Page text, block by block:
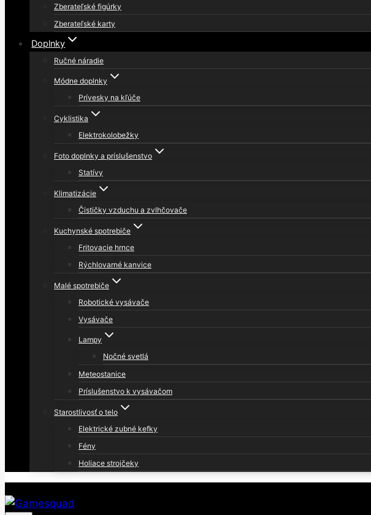
Zberateľské figúrky
Zberateľské karty
Doplnky
Ručné náradie
Módne doplnky
Prívesky na kľúče
Cyklistika
Elektrokolobežky
Foto doplnky a príslušenstvo
Statívy
Klimatizácie
Čističky vzduchu a zvlhčovače
Kuchynské spotrebiče
Fritovacie hrnce
Rýchlovarné kanvice
Malé spotrebiče
Robotické vysávače
Vysávače
Lampy
Nočné svetlá
Meteostanice
Príslušenstvo k vysávačom
Starostlivosť o telo
Elektrické zubné kefky
Fény
Holiace strojčeky